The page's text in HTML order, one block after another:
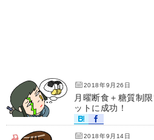
2018年9月26日
月曜断食＋糖質制
ットに成功！
2018年9月14日